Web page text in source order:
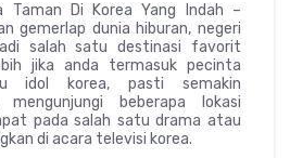
Taman Di Korea Yang Indah –
gemerlap dunia hiburan, negeri
salah satu destinasi favorit
jika anda termasuk pecinta
idol korea, pasti semakin
beberapa lokasi
pada salah satu drama atau
di acara televisi korea.